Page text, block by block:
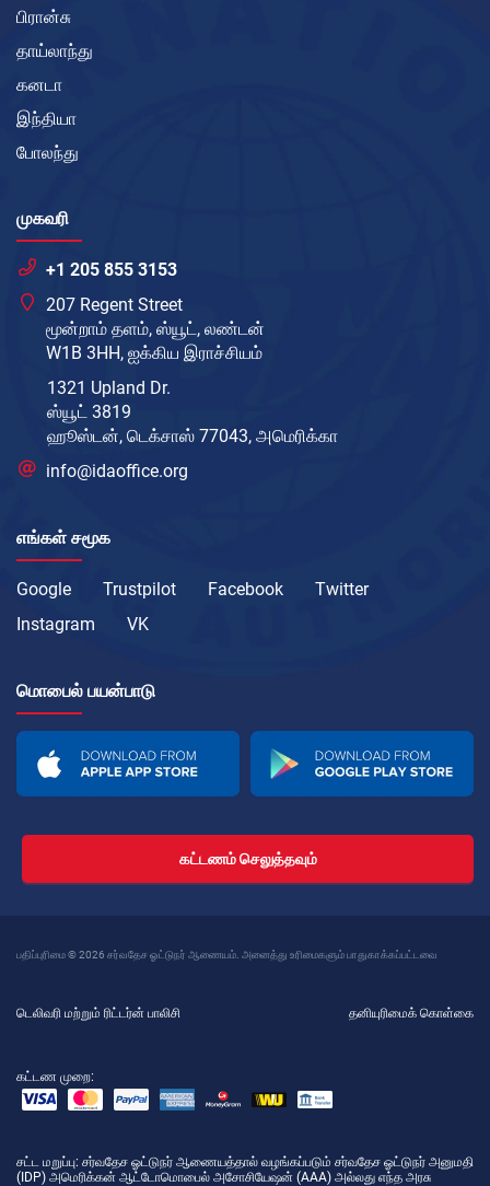
பிரான்சு
தாய்லாந்து
கனடா
இந்தியா
போலந்து
முகவரி
+1 205 855 3153
207 Regent Street
மூன்றாம் தளம், ஸ்யூட், லண்டன்
W1B 3HH, ஐக்கிய இராச்சியம்
1321 Upland Dr.
ஸ்யூட் 3819
ஹூஸ்டன், டெக்சாஸ் 77043, அமெரிக்கா
info@idaoffice.org
எங்கள் சமூக
Google Trustpilot Facebook
Twitter
Instagram
VK
மொபைல் பயன்பாடு
கட்டணம் செலுத்தவும்
பதிப்புரிமை © 2026 சர்வதேச ஓட்டுநர் ஆணையம். அனைத்து உரிமைகளும் பாதுகாக்கப்பட்டவை
டெலிவரி மற்றும் ரிட்டர்ன் பாலிசி தனியுரிமைக் கொள்கை
கட்டண முறை:
சட்ட மறுப்பு: சர்வதேச ஓட்டுநர் ஆணையத்தால் வழங்கப்படும் சர்வதேச ஓட்டுநர் அனுமதி
(IDP) அமெரிக்கன் ஆட்டோமொபைல் அசோசியேஷன் (AAA) அல்லது எந்த அரசு